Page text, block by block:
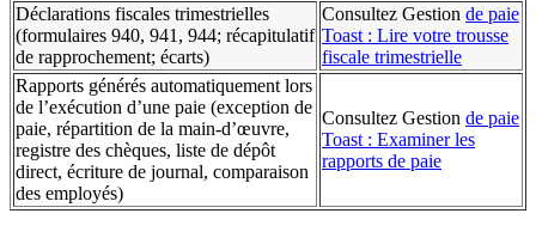
Déclarations fiscales trimestrielles
(formulaires 940, 941, 944; récapitulatif
de rapprochement; écarts)
Consultez Gestion de paie
Toast : Lire votre trousse
fiscale trimestrielle
Rapports générés automatiquement lors
de l’exécution d’une paie (exception de
paie, répartition de la main-d’œuvre,
registre des chèques, liste de dépôt
direct, écriture de journal, comparaison
des employés)
Consultez Gestion de paie
Toast : Examiner les
rapports de paie